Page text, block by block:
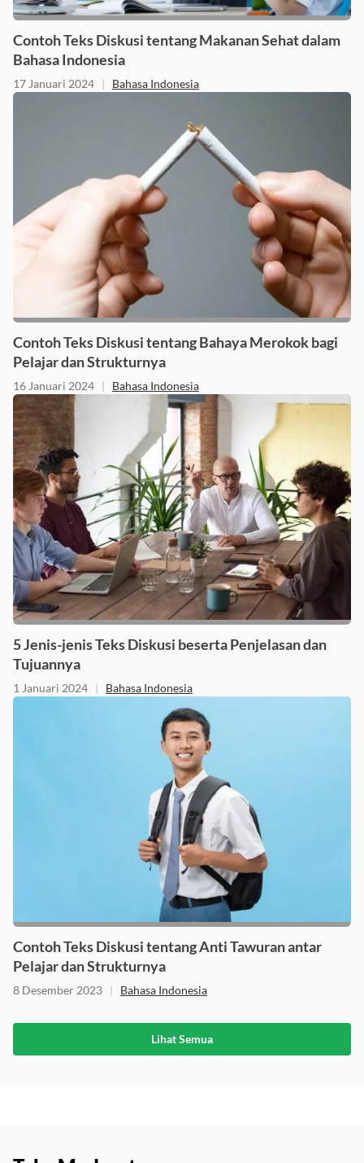
Contoh Teks Diskusi tentang Makanan Sehat dalam
Bahasa Indonesia
17 Januari 2024 | Bahasa Indonesia
Contoh Teks Diskusi tentang Bahaya Merokok bagi
Pelajar dan Strukturnya
16 Januari 2024 | Bahasa Indonesia
5 Jenis-jenis Teks Diskusi beserta Penjelasan dan
Tujuannya
1 Januari 2024 | Bahasa Indonesia
Contoh Teks Diskusi tentang Anti Tawuran antar
Pelajar dan Strukturnya
8 Desember 2023 Bahasa Indonesia
Lihat Semua